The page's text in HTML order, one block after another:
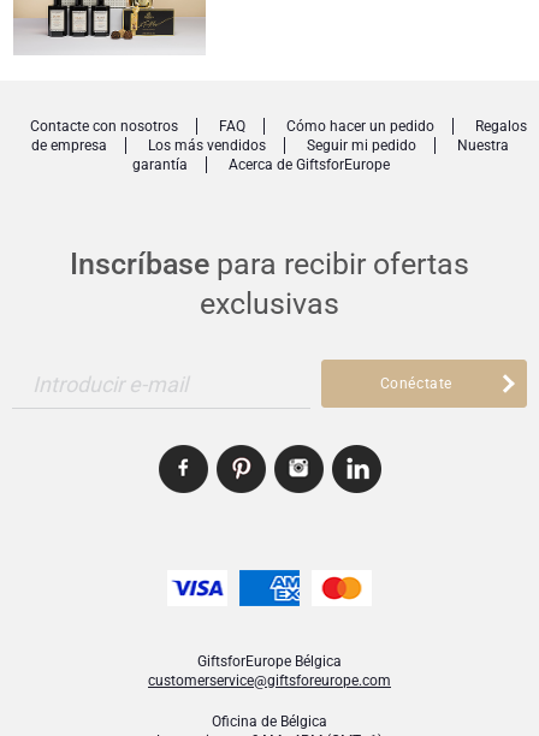
Inscríbase para recibir ofertas
exclusivas
Introducir e-mail Conéctate
Contacte con nosotros FAQ Cómo hacer un pedido
Regalos
de empresa
Los más vendidos Seguir mi pedido
Nuestra
garantía
Acerca de GiftsforEurope
GiftsforEurope Bélgica
customerservice@giftsforeurope.com
Oficina de Bélgica